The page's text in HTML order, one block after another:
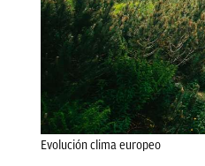
Evolución clima europeo